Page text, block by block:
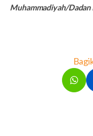
Muhammadiyah/